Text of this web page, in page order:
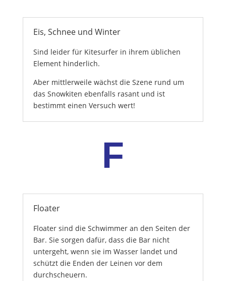
Eis, Schnee und Winter
Sind leider für Kitesurfer in ihrem üblichen
Element hinderlich.
Aber mittlerweile wächst die Szene rund um
das Snowkiten ebenfalls rasant und ist
bestimmt einen Versuch wert!
F
Floater
Floater sind die Schwimmer an den Seiten der
Bar. Sie sorgen dafür, dass die Bar nicht
untergeht, wenn sie im Wasser landet und
schützt die Enden der Leinen vor dem
durchscheuern.